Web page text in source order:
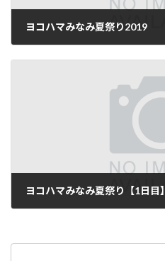
ヨコハマみなみ夏祭り2019
ヨコハマみなみ夏祭り【1日目】